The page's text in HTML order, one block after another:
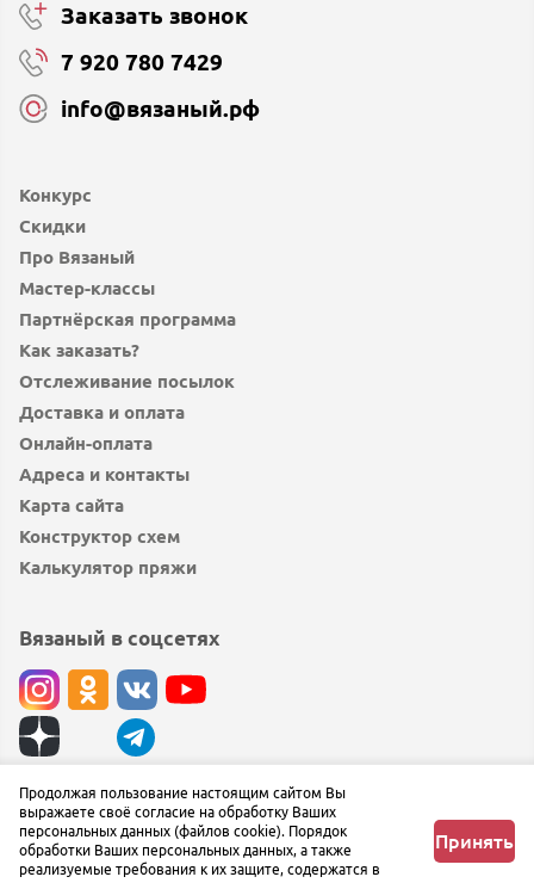
Конкурс
Скидки
Про Вязаный
Мастер-классы
Партнёрская программа
Как заказать?
Отслеживание посылок
Доставка и оплата
Онлайн-оплата
Адреса и контакты
Карта сайта
Конструктор схем
Калькулятор пряжи
Заказать звонок
7 920 780 7429
info@вязаный.рф
Вязаный в соцсетях
© вязаный.рф 2019 — 2026
Сообщить об ошибке
Продолжая пользование настоящим сайтом Вы
выражаете своё согласие на обработку Ваших
персональных данных (файлов cookie). Порядок
обработки Ваших персональных данных, а также
реализуемые требования к их защите, содержатся в
Принять